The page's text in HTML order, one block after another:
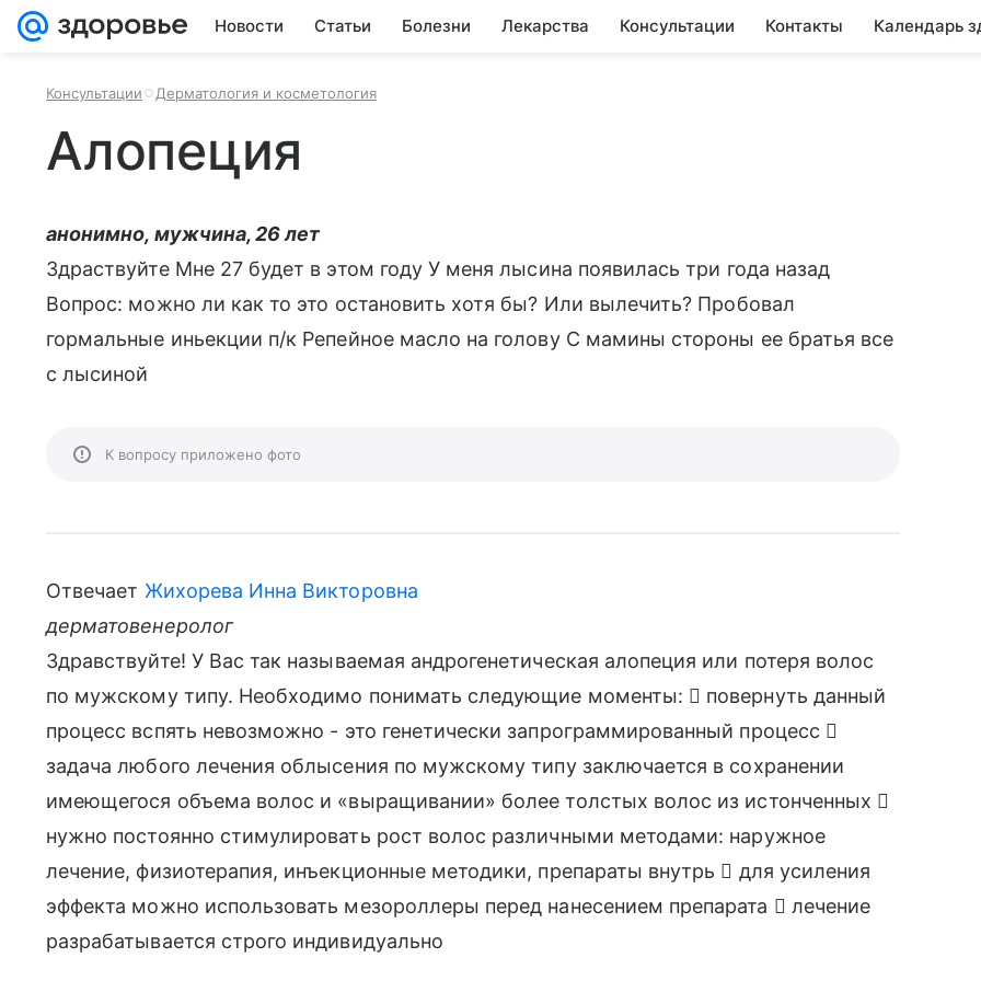
Новости Статьи Болезни Лекарства Консультации Контакты Календарь
Консультации Дерматология и косметология
Алопеция
анонимно, мужчина, 26 лет
Здраствуйте Мне 27 будет в этом году У меня лысина появилась три года назад
Вопрос: можно ли как то это остановить хотя бы? Или вылечить? Пробовал
гормальные иньекции п/к Репейное масло на голову С мамины стороны ее братья все
с лысиной
К вопросу приложено фото
Отвечает Жихорева Инна Викторовна
дерматовенеролог
Здравствуйте! У Вас так называемая андрогенетическая алопеция или потеря волос
по мужскому типу. Необходимо понимать следующие моменты:  повернуть данный
процесс вспять невозможно - это генетически запрограммированный процесс 
задача любого лечения облысения по мужскому типу заключается в сохранении
имеющегося объема волос и «выращивании» более толстых волос из истонченных 
нужно постоянно стимулировать рост волос различными методами: наружное
лечение, физиотерапия, инъекционные методики, препараты внутрь  для усиления
эффекта можно использовать мезороллеры перед нанесением препарата  лечение
разрабатывается строго индивидуально